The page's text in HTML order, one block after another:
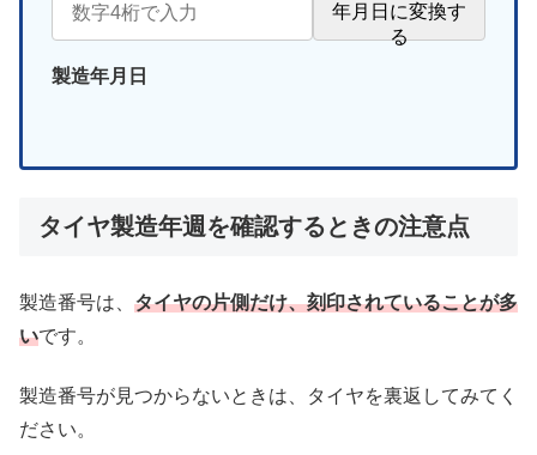
年月日に変換す
る
製造年月日
タイヤ製造年週を確認するときの注意点
製造番号は、 タイヤの片側だけ、刻印されていることが多
いです。
製造番号が見つからないときは、タイヤを裏返してみてく
ださい。